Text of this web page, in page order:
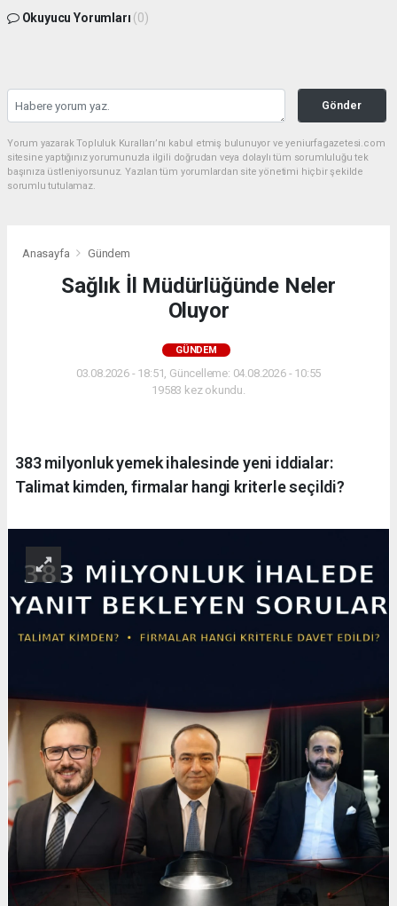
Okuyucu Yorumları (0)
Gönder
Yorum yazarak Topluluk Kuralları’nı kabul etmiş bulunuyor ve yeniurfagazetesi.com
sitesine yaptığınız yorumunuzla ilgili doğrudan veya dolaylı tüm sorumluluğu tek
başınıza üstleniyorsunuz. Yazılan tüm yorumlardan site yönetimi hiçbir şekilde
sorumlu tutulamaz.
Anasayfa Gündem
Sağlık İl Müdürlüğünde Neler
Oluyor
GÜNDEM
03.08.2026 - 18:51, Güncelleme: 04.08.2026 - 10:55
19583 kez okundu.
383 milyonluk yemek ihalesinde yeni iddialar:
Talimat kimden, firmalar hangi kriterle seçildi?